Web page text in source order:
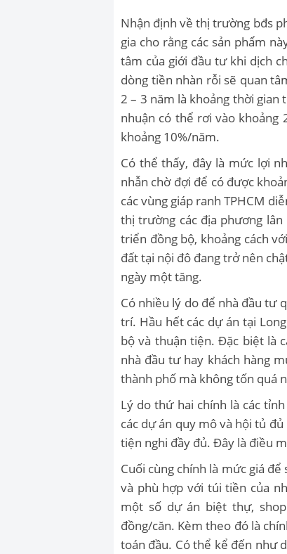
Nhận định về thị trường bđs
gia cho rằng các sản phẩm
tâm của giới đầu tư khi dịch
dòng tiền nhàn rỗi sẽ quan
2 – 3 năm là khoảng thời gian
nhuận có thể rơi vào khoảng
khoảng 10%/năm.
Có thể thấy, đây là mức lợi
nhẫn chờ đợi để có được
các vùng giáp ranh TPHCM
thị trường các địa phương
triển đồng bộ, khoảng cách
đất tại nội đô đang trở nên
ngày một tăng.
Có nhiều lý do để nhà đầu tư
trí. Hầu hết các dự án tại
bộ và thuận tiện. Đặc biệt là
nhà đầu tư hay khách hàng
thành phố mà không tốn quá
Lý do thứ hai chính là các
các dự án quy mô và hội tủ
tiện nghi đầy đủ. Đây là điều
Cuối cùng chính là mức giá
và phù hợp với túi tiền của
một số dự án biệt thự,
đồng/căn. Kèm theo đó là
toán đầu. Có thể kể đến như